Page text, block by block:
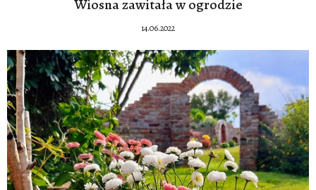
Wiosna zawitała w ogrodzie
14.06.2022